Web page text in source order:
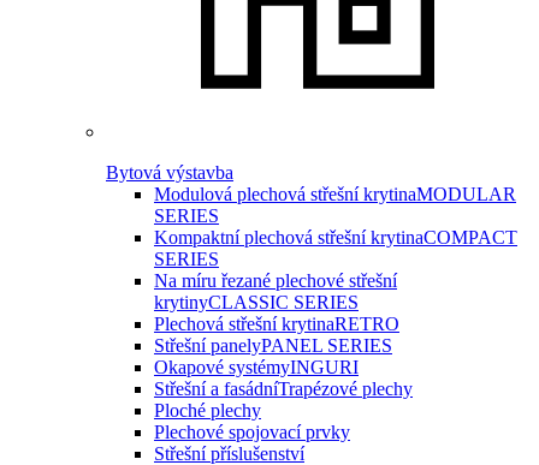
Bytová výstavba
Modulová plechová střešní krytinaMODULAR
SERIES
Kompaktní plechová střešní krytinaCOMPACT
SERIES
Na míru řezané plechové střešní
krytinyCLASSIC SERIES
Plechová střešní krytinaRETRO
Střešní panelyPANEL SERIES
Okapové systémyINGURI
Střešní a fasádníTrapézové plechy
Ploché plechy
Plechové spojovací prvky
Střešní příslušenství